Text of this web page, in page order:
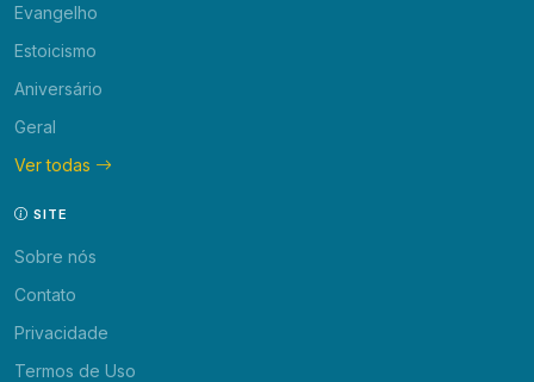
Evangelho
Estoicismo
Aniversário
Geral
Ver todas
SITE
Sobre nós
Contato
Privacidade
Termos de Uso